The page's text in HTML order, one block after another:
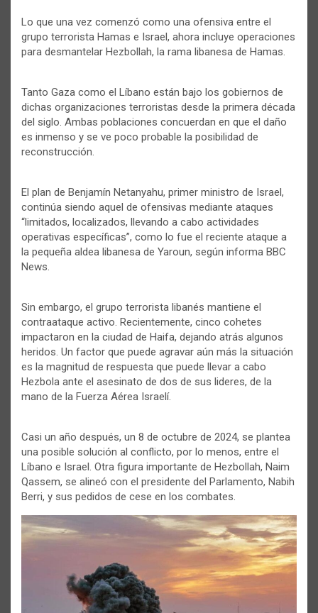
Lo que una vez comenzó como una ofensiva entre el
grupo terrorista Hamas e Israel, ahora incluye operaciones
para desmantelar Hezbollah, la rama libanesa de Hamas.
Tanto Gaza como el Líbano están bajo los gobiernos de
dichas organizaciones terroristas desde la primera década
del siglo. Ambas poblaciones concuerdan en que el daño
es inmenso y se ve poco probable la posibilidad de
reconstrucción.
El plan de Benjamín Netanyahu, primer ministro de Israel,
continúa siendo aquel de ofensivas mediante ataques
“limitados, localizados, llevando a cabo actividades
operativas específicas”, como lo fue el reciente ataque a
la pequeña aldea libanesa de Yaroun, según informa BBC
News.
Sin embargo, el grupo terrorista libanés mantiene el
contraataque activo. Recientemente, cinco cohetes
impactaron en la ciudad de Haifa, dejando atrás algunos
heridos. Un factor que puede agravar aún más la situación
es la magnitud de respuesta que puede llevar a cabo
Hezbola ante el asesinato de dos de sus lideres, de la
mano de la Fuerza Aérea Israelí.
Casi un año después, un 8 de octubre de 2024, se plantea
una posible solución al conflicto, por lo menos, entre el
Líbano e Israel. Otra figura importante de Hezbollah, Naim
Qassem, se alineó con el presidente del Parlamento, Nabih
Berri, y sus pedidos de cese en los combates.